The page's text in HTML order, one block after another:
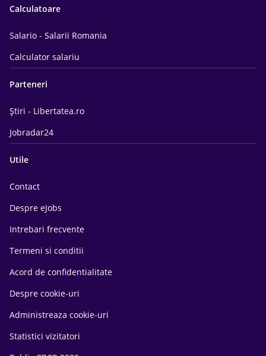
Calculatoare
Salario - Salarii Romania
Calculator salariu
Parteneri
Știri - Libertatea.ro
Jobradar24
Utile
Contact
Despre eJobs
Intrebari frecvente
Termeni si conditii
Acord de confidentialitate
Despre cookie-uri
Administreaza cookie-uri
Statistici vizitatori